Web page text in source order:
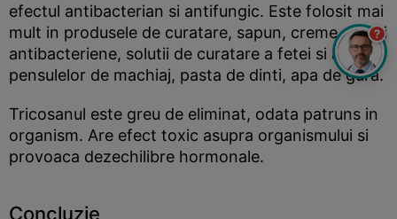
efectul antibacterian si antifungic. Este folosit mai
mult in produsele de curatare, sapun, creme, geluri
antibacteriene, solutii de curatare a fetei si a
pensulelor de machiaj, pasta de dinti, apa de gura.
Tricosanul este greu de eliminat, odata patruns in
organism. Are efect toxic asupra organismului si
provoaca dezechilibre hormonale.
Concluzie
?